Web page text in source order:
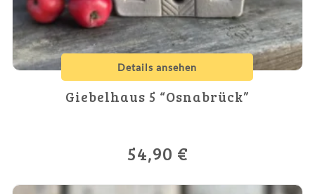
Giebelhaus 5 “Osnabrück”
54,90 €
Details ansehen